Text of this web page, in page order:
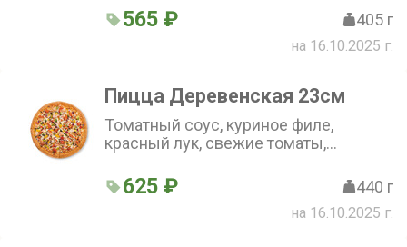
565 ₽ 405 г
на 16.10.2025 г.
Пицца Деревенская 23см
Томатный соус, куриное филе,
красный лук, свежие томаты,
сыр моцарелла.(23 см)
625 ₽ 440 г
на 16.10.2025 г.